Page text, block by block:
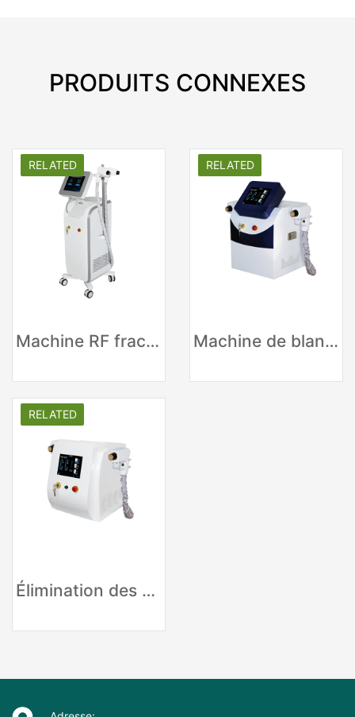
PRODUITS CONNEXES
RELATED
Machine RF fractionnelle Thermage
RELATED
Machine de blanchiment de peau de retrait de ride
RELATED
Élimination des cicatrices de taches RF thermiques